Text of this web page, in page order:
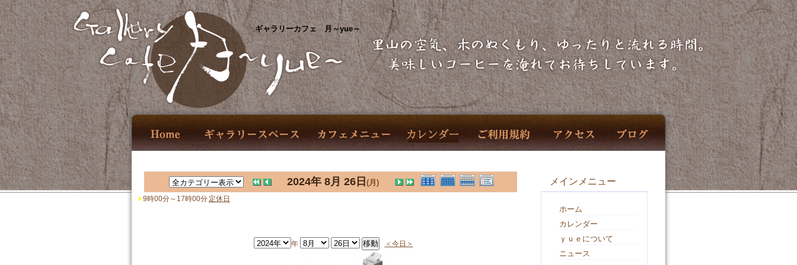
ギャラリーカフェ 月～yue～
2024年 8月 26日 (月)
9時00分～17時00分 定休日
年 ＜今日＞
メインメニュー
ホーム
カレンダー
ｙｕｅについて
ニュース